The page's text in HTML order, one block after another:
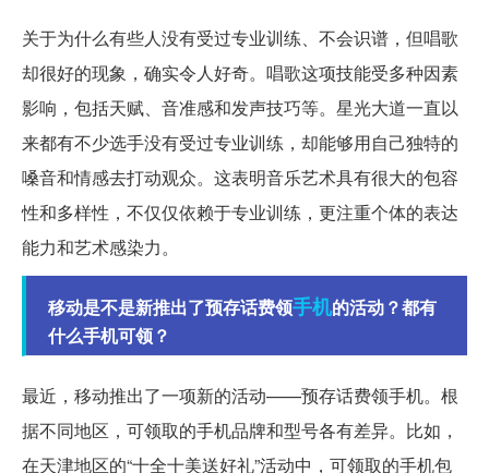
关于为什么有些人没有受过专业训练、不会识谱，但唱歌
却很好的现象，确实令人好奇。唱歌这项技能受多种因素
影响，包括天赋、音准感和发声技巧等。星光大道一直以
来都有不少选手没有受过专业训练，却能够用自己独特的
嗓音和情感去打动观众。这表明音乐艺术具有很大的包容
性和多样性，不仅仅依赖于专业训练，更注重个体的表达
能力和艺术感染力。
移动是不是新推出了预存话费领手机的活动？都有
什么手机可领？
最近，移动推出了一项新的活动——预存话费领手机。根
据不同地区，可领取的手机品牌和型号各有差异。比如，
在天津地区的“十全十美送好礼”活动中，可领取的手机包